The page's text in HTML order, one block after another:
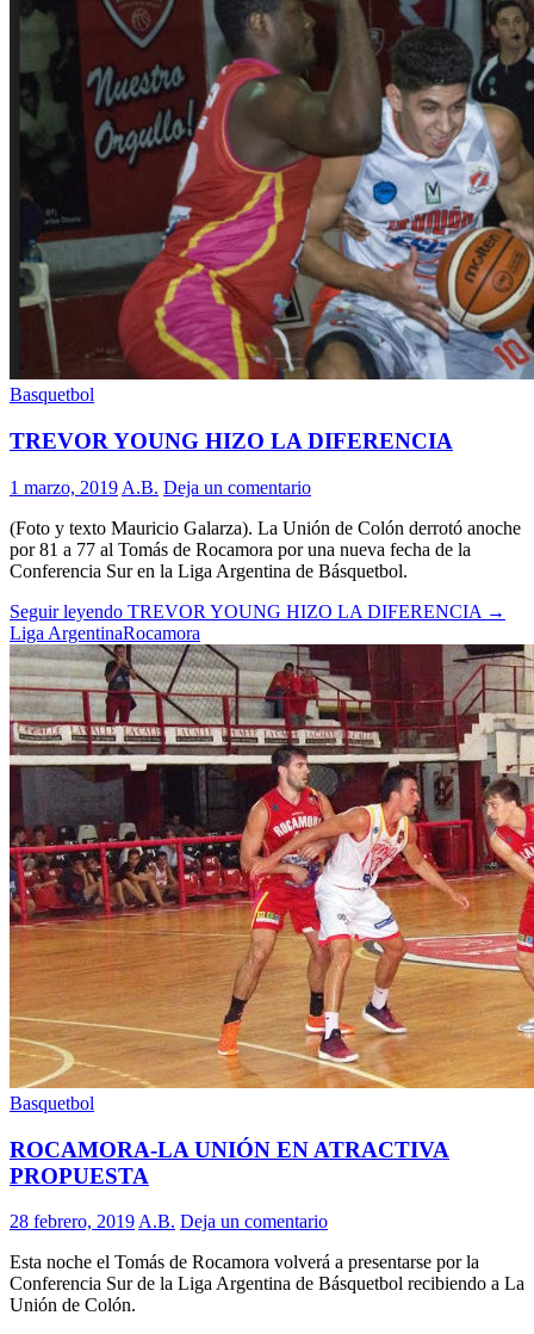
Basquetbol
TREVOR YOUNG HIZO LA DIFERENCIA
1 marzo, 2019 A.B. Deja un comentario
(Foto y texto Mauricio Galarza). La Unión de Colón derrotó anoche
por 81 a 77 al Tomás de Rocamora por una nueva fecha de la
Conferencia Sur en la Liga Argentina de Básquetbol.
Seguir leyendo TREVOR YOUNG HIZO LA DIFERENCIA →
Liga ArgentinaRocamora
Basquetbol
ROCAMORA-LA UNIÓN EN ATRACTIVA
PROPUESTA
28 febrero, 2019 A.B. Deja un comentario
Esta noche el Tomás de Rocamora volverá a presentarse por la
Conferencia Sur de la Liga Argentina de Básquetbol recibiendo a La
Unión de Colón.